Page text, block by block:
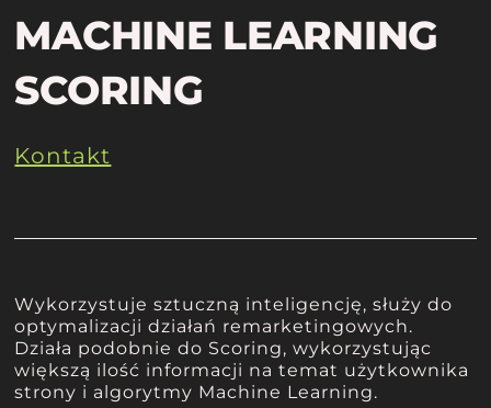
MACHINE LEARNING
SCORING
Kontakt
Wykorzystuje sztuczną inteligencję, służy do
optymalizacji działań remarketingowych.
Działa podobnie do Scoring, wykorzystując
większą ilość informacji na temat użytkownika
strony i algorytmy Machine Learning.